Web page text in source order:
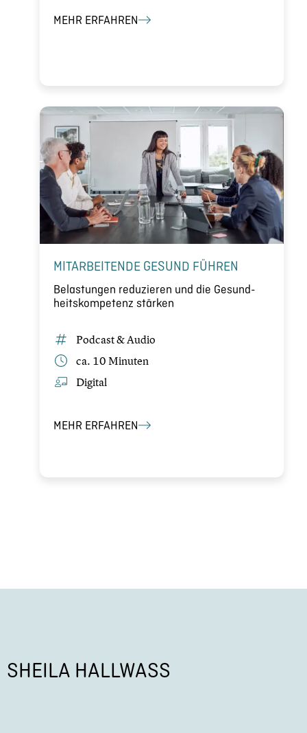
MEHR ERFAHREN
MITAR­BEI­TENDE GESUND FÜHREN
Belas­tun­gen reduzie­ren und die Gesund­
heits­kom­pe­tenz stärken
Podcast & Audio
ca. 10 Minuten
Digital
MEHR ERFAHREN
SHEILA HALLWASS